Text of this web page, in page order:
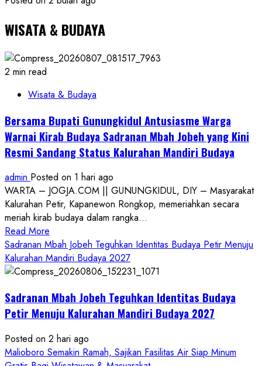
WISATA & BUDAYA
2 min read
Wisata & Budaya
Bersama Bupati Gunungkidul Antusiasme Warga
Warnai Kirab Budaya Sadranan Mbah Jobeh yang Kini
Resmi Sandang Status Kalurahan Mandiri Budaya
admin Posted on 1 hari ago
WARTA – JOGJA.COM || GUNUNGKIDUL, DIY – Masyarakat
Kalurahan Petir, Kapanewon Rongkop, memeriahkan secara
meriah kirab budaya dalam rangka...
Read More
more
about
Bersama
Gunungkidul
Antusiasme
Warnai
Kirab
Sadranan Mbah Jobeh Teguhkan Identitas Budaya Petir Menuju
Kalurahan Mandiri Budaya 2027
Sadranan Mbah Jobeh Teguhkan Identitas Budaya
Petir Menuju Kalurahan Mandiri Budaya 2027
Posted on 2 hari ago
Malioboro Semakin Ramah, Sajikan Fasilitas Air Siap Minum